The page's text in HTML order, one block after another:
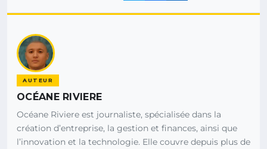
AUTEUR
OCÉANE RIVIERE
Océane Riviere est journaliste, spécialisée dans la
création d’entreprise, la gestion et finances, ainsi que
l’innovation et la technologie. Elle couvre depuis plus de